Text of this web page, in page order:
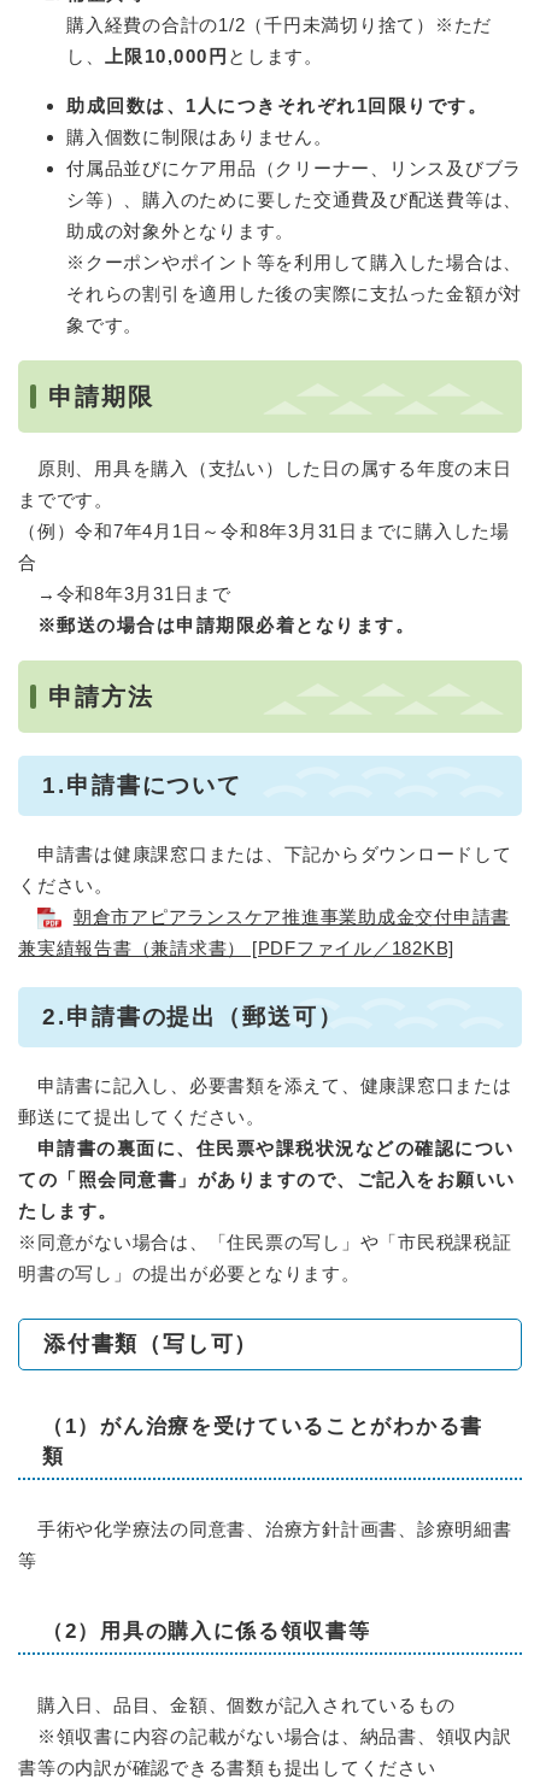
購入経費の合計の1/2（千円未満切り捨て）※ただ
し、
上限10,000円 とします。
助成回数は、1人につきそれぞれ1回限りです。
購入個数に制限はありません。
付属品並びにケア用品（クリーナー、リンス及びブラ
シ等）、購入のために要した交通費及び配送費等は、
助成の対象外となります。
※クーポンやポイント等を利用して購入した場合は、
それらの割引を適用した後の実際に支払った金額が対
象です。
申請期限
原則、用具を購入（支払い）した日の属する年度の末日
までです。
（例）令和7年4月1日～令和8年3月31日までに購入した場
合
→令和8年3月31日まで
※郵送の場合は申請期限必着となります。
申請方法
1.申請書について
申請書は健康課窓口または、下記からダウンロードして
ください。
朝倉市アピアランスケア推進事業助成金交付申請書
兼実績報告書（兼請求書） [PDFファイル／182KB]
2.申請書の提出（郵送可）
申請書に記入し、必要書類を添えて、健康課窓口または
郵送にて提出してください。
申請書の裏面に、住民票や課税状況などの確認につい
ての「照会同意書」がありますので、ご記入をお願いい
たします。
※同意がない場合は、「住民票の写し」や「市民税課税証
明書の写し」の提出が必要となります。
添付書類（写し可）
（1）​がん治療を受けていることがわかる書
類
手術や化学療法の同意書、治療方針計画書、診療明細書
等
（2）用具の購入に係る領収書等
購入日、品目、金額、個数が記入されているもの
※領収書に内容の記載がない場合は、納品書、領収内訳
書等の内訳が確認できる書類も提出してください